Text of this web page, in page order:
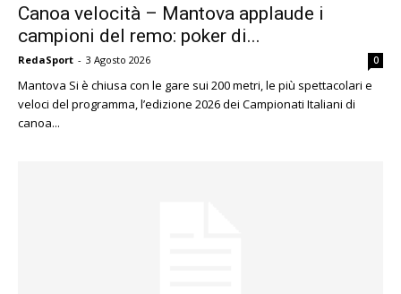
Canoa velocità – Mantova applaude i
campioni del remo: poker di...
RedaSport - 3 Agosto 2026 0
Mantova Si è chiusa con le gare sui 200 metri, le più spettacolari e
veloci del programma, l’edizione 2026 dei Campionati Italiani di
canoa...